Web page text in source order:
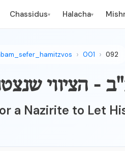
Chassidus▾ Halacha▾
001 092
a Nazirite to Let